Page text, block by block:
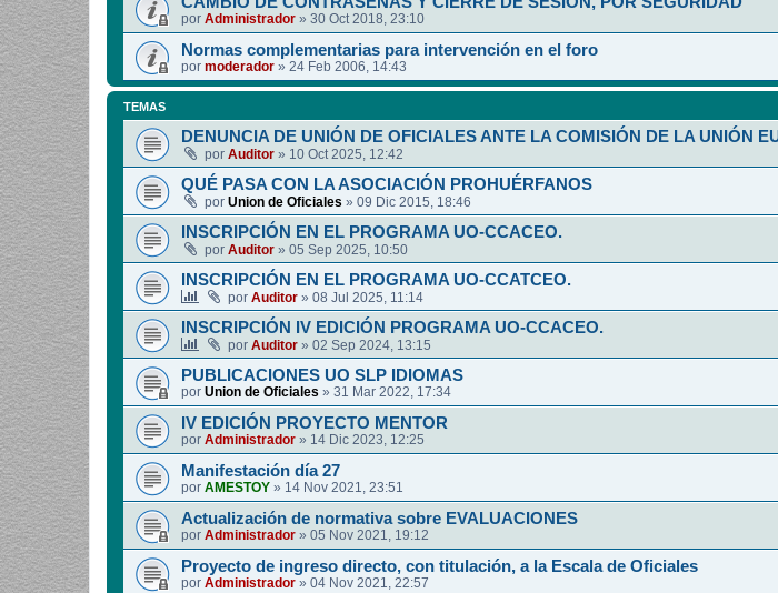
por Administrador » 30 Oct 2018, 23:10
Normas complementarias para intervención en el foro
por moderador » 24 Feb 2006, 14:43
TEMAS
DENUNCIA DE UNIÓN DE OFICIALES ANTE LA COMISIÓN DE LA UNIÓN
por Auditor » 10 Oct 2025, 12:42
QUÉ PASA CON LA ASOCIACIÓN PROHUÉRFANOS
por Union de Oficiales » 09 Dic 2015, 18:46
INSCRIPCIÓN EN EL PROGRAMA UO-CCACEO.
por Auditor » 05 Sep 2025, 10:50
INSCRIPCIÓN EN EL PROGRAMA UO-CCATCEO.
por Auditor » 08 Jul 2025, 11:14
INSCRIPCIÓN IV EDICIÓN PROGRAMA UO-CCACEO.
por Auditor » 02 Sep 2024, 13:15
PUBLICACIONES UO SLP IDIOMAS
por Union de Oficiales » 31 Mar 2022, 17:34
IV EDICIÓN PROYECTO MENTOR
por Administrador » 14 Dic 2023, 12:25
Manifestación día 27
por AMESTOY » 14 Nov 2021, 23:51
Actualización de normativa sobre EVALUACIONES
por Administrador » 05 Nov 2021, 19:12
Proyecto de ingreso directo, con titulación, a la Escala de Oficiales
por Administrador » 04 Nov 2021, 22:57